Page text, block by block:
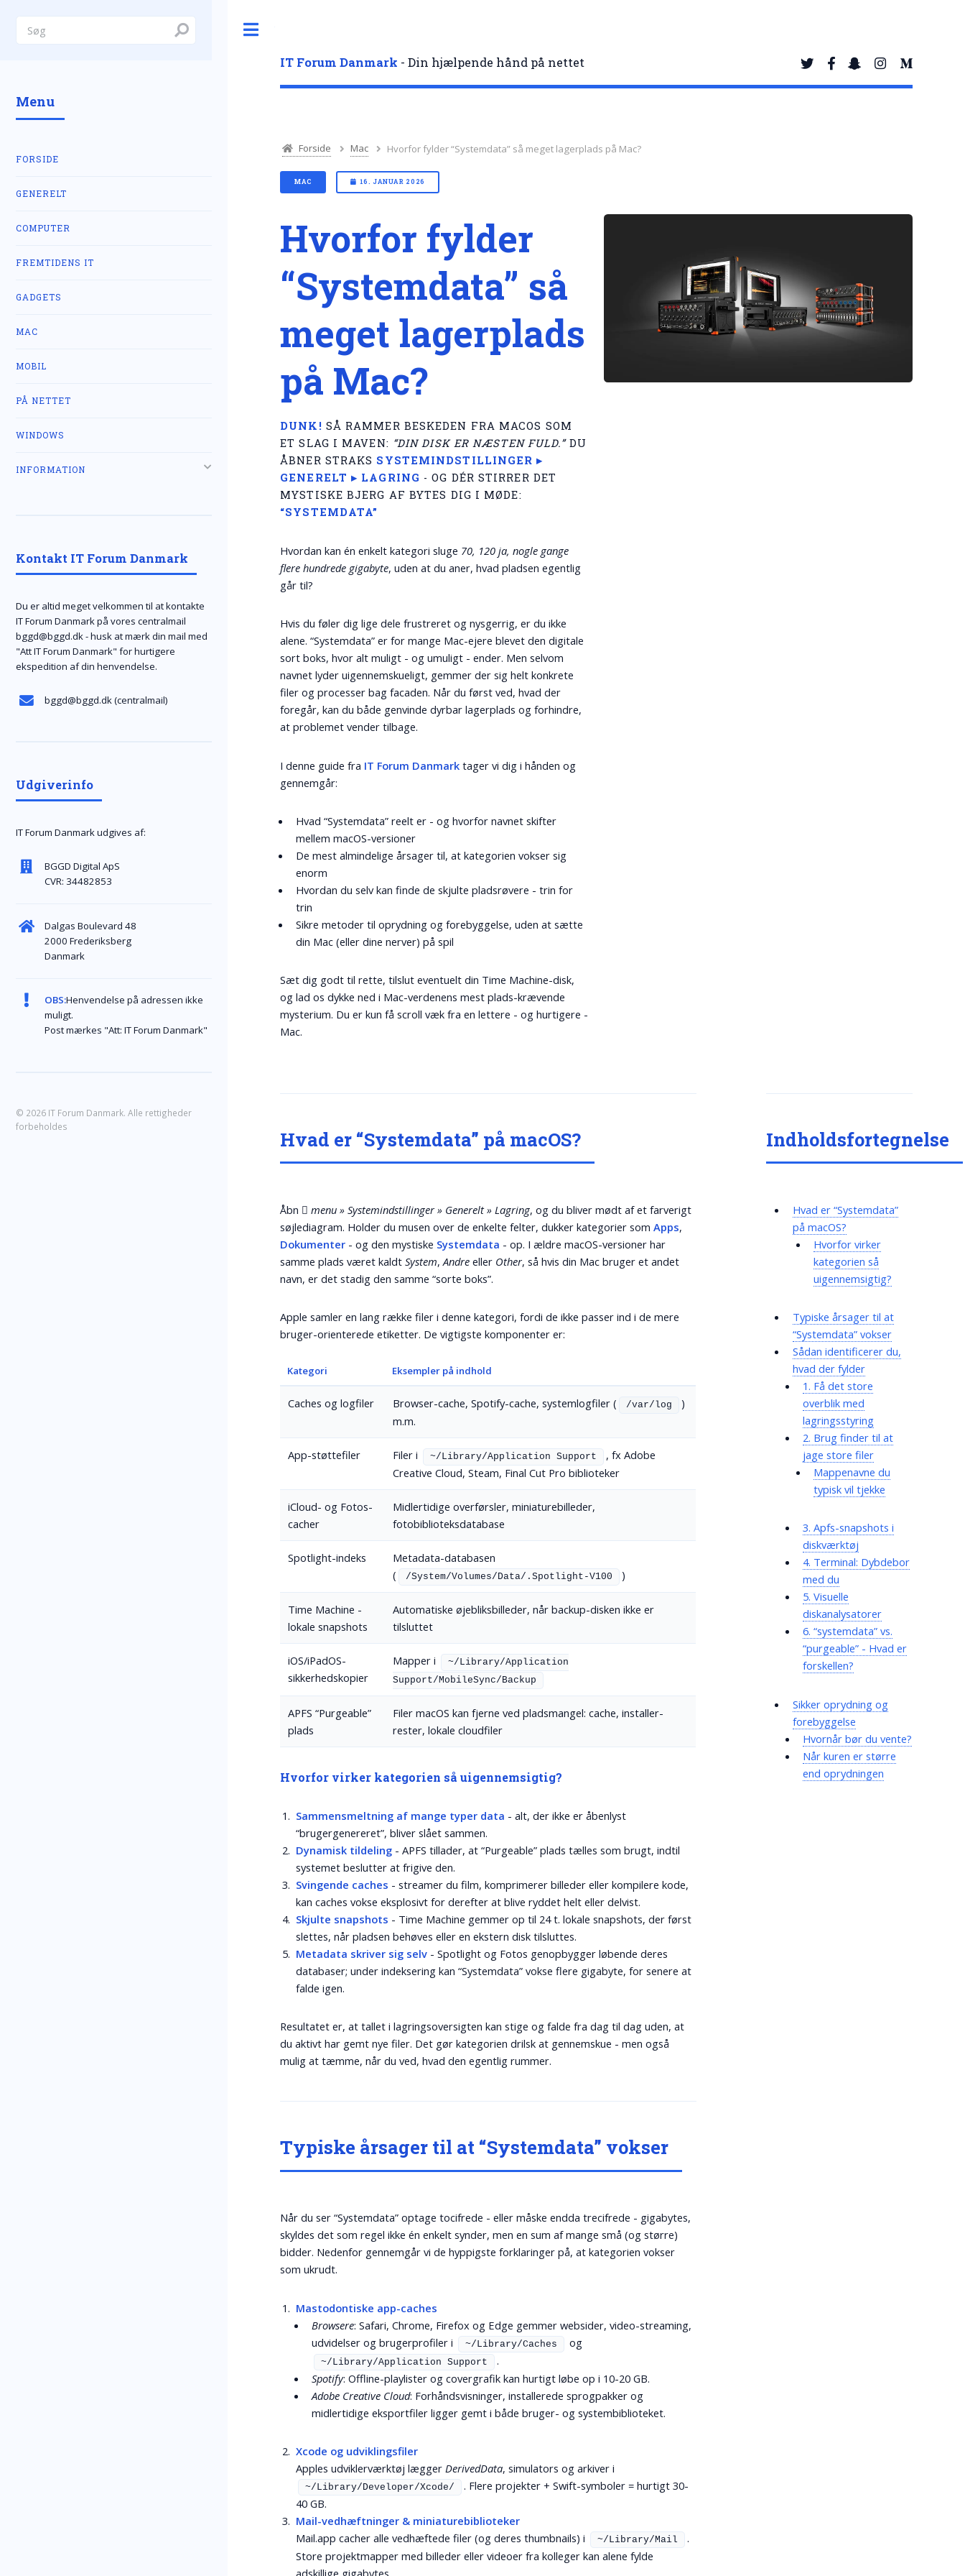
IT Forum Danmark - Din hjælpende hånd på nettet
Forside Mac Hvorfor fylder “Systemdata” så meget lagerplads på Mac?
MAC 16. JANUAR 2026
Hvorfor fylder
“Systemdata” så
meget lagerplads
på Mac?
DUNK! SÅ RAMMER BESKEDEN FRA MACOS SOM
ET SLAG I MAVEN: “DIN DISK ER NÆSTEN FULD.”DU
ÅBNER STRAKS SYSTEMINDSTILLINGER ▸
GENERELT ▸ LAGRING - OG DÉR STIRRER DET
MYSTISKE BJERG AF BYTES DIG I MØDE:
“SYSTEMDATA”
Hvordan kan én enkelt kategori sluge 70, 120 ja, nogle gange
flere hundrede gigabyte, uden at du aner, hvad pladsen egentlig
går til?
Hvis du føler dig lige dele frustreret og nysgerrig, er du ikke
alene. “Systemdata” er for mange Mac-ejere blevet den digitale
sort boks, hvor alt muligt - og umuligt - ender. Men selvom
navnet lyder uigennemskueligt, gemmer der sig helt konkrete
filer og processer bag facaden. Når du først ved, hvad der
foregår, kan du både genvinde dyrbar lagerplads og forhindre,
at problemet vender tilbage.
I denne guide fra IT Forum Danmark tager vi dig i hånden og
gennemgår:
Hvad “Systemdata” reelt er - og hvorfor navnet skifter
mellem macOS-versioner
De mest almindelige årsager til, at kategorien vokser sig
enorm
Hvordan du selv kan finde de skjulte pladsrøvere - trin for
trin
Sikre metoder til oprydning og forebyggelse, uden at sætte
din Mac (eller dine nerver) på spil
Sæt dig godt til rette, tilslut eventuelt din Time Machine-disk,
og lad os dykke ned i Mac-verdenens mest plads-krævende
mysterium. Du er kun få scroll væk fra en lettere - og hurtigere -
Mac.
Hvad er “Systemdata” på macOS?
Åbn  menu » Systemindstillinger » Generelt » Lagring, og du bliver mødt af et farverigt
søjlediagram. Holder du musen over de enkelte felter, dukker kategorier somApps,
Dokumenter - og den mystiske Systemdata - op. I ældre macOS-versioner har
samme plads været kaldtSystem,Andre eller Other, så hvis din Mac bruger et andet
navn, er det stadig den samme “sorte boks”.
Apple samler en lang række filer i denne kategori, fordi de ikke passer ind i de mere
bruger-orienterede etiketter. De vigtigste komponenter er:
Kategori Eksempler på indhold
Caches og logfiler Browser-cache, Spotify-cache, systemlogfiler ( /var/log
)
m.m.
App-støttefiler Filer i ~/Library/Application Support
, fx Adobe
Creative Cloud, Steam, Final Cut Pro biblioteker
iCloud- og Fotos-
cacher
Midlertidige overførsler, miniaturebilleder,
fotobiblioteksdatabase
Spotlight-indeks
Metadata-databasen
(
/System/Volumes/Data/.Spotlight-V100 )
Time Machine -
lokale snapshots
Automatiske øjebliksbilleder, når backup-disken ikke er
tilsluttet
iOS/iPadOS-
sikkerhedskopier
Mapper i
~/Library/Application
Support/MobileSync/Backup
APFS “Purgeable”
plads
Filer macOS kan fjerne ved pladsmangel: cache, installer-
rester, lokale cloudfiler
Hvorfor virker kategorien så uigennemsigtig?
Sammensmeltning af mange typer data - alt, der ikke er åbenlyst
“brugergenereret”, bliver slået sammen.
Dynamisk tildeling - APFS tillader, at “Purgeable” plads tælles som brugt, indtil
systemet beslutter at frigive den.
Svingende caches - streamer du film, komprimerer billeder eller kompilere kode,
kan caches vokse eksplosivt for derefter at blive ryddet helt eller delvist.
Skjulte snapshots - Time Machine gemmer op til 24 t. lokale snapshots, der først
slettes, når pladsen behøves eller en ekstern disk tilsluttes.
Metadata skriver sig selv - Spotlight og Fotos genopbygger løbende deres
databaser; under indeksering kan “Systemdata” vokse flere gigabyte, for senere at
falde igen.
Resultatet er, at tallet i lagringsoversigten kan stige og falde fra dag til dag uden, at
du aktivt har gemt nye filer. Det gør kategorien drilsk at gennemskue - men også
mulig at tæmme, når du ved, hvad den egentlig rummer.
Typiske årsager til at “Systemdata” vokser
Når du ser “Systemdata” optage tocifrede - eller måske endda trecifrede - gigabytes,
skyldes det som regel ikke én enkelt synder, men en sum af mange små (og større)
bidder. Nedenfor gennemgår vi de hyppigste forklaringer på, at kategorien vokser
som ukrudt.
Mastodontiske app-caches
Browsere: Safari, Chrome, Firefox og Edge gemmer websider, video-streaming,
udvidelser og brugerprofiler i
~/Library/Caches og
~/Library/Application Support
.
Spotify: Offline-playlister og covergrafik kan hurtigt løbe op i 10-20 GB.
Adobe Creative Cloud: Forhåndsvisninger, installerede sprogpakker og
midlertidige eksportfiler ligger gemt i både bruger- og systembiblioteket.
Xcode og udviklingsfiler
Apples udviklerværktøj læggerDerivedData, simulators og arkiver i
~/Library/Developer/Xcode/
. Flere projekter + Swift-symboler = hurtigt 30-
40 GB.
Mail-vedhæftninger & miniaturebiblioteker
Mail.app cacher alle vedhæftede filer (og deres thumbnails) i
~/Library/Mail
.
Store projektmapper med billeder eller videoer fra kolleger kan alene fylde
Indholdsfortegnelse
Hvad er “Systemdata”
på macOS?
Hvorfor virker
kategorien så
uigennemsigtig?
Typiske årsager til at
“Systemdata” vokser
Sådan identificerer du,
hvad der fylder
1. Få det store
overblik med
lagringsstyring
2. Brug finder til at
jage store filer
Mappenavne du
typisk vil tjekke
3. Apfs-snapshots i
diskværktøj
4. Terminal: Dybdebor
med du
5. Visuelle
diskanalysatorer
6. “systemdata” vs.
“purgeable” - Hvad er
forskellen?
Sikker oprydning og
forebyggelse
Hvornår bør du vente?
Når kuren er større
end oprydningen
Menu
FORSIDE
GENERELT
COMPUTER
FREMTIDENS IT
GADGETS
MAC
MOBIL
PÅ NETTET
WINDOWS
INFORMATION
Kontakt IT Forum Danmark
Du er altid meget velkommen til at kontakte
IT Forum Danmark på vores centralmail
bggd@bggd.dk- husk at mærk din mail med
"Att IT Forum Danmark" for hurtigere
ekspedition af din henvendelse.
bggd@bggd.dk(centralmail)
Udgiverinfo
IT Forum Danmark udgives af:
BGGD Digital ApS
CVR: 34482853
Dalgas Boulevard 48
2000 Frederiksberg
Danmark
OBS:Henvendelse på adressen ikke
muligt.
Post mærkes "Att: IT Forum Danmark"
© 2026 IT Forum Danmark. Alle rettigheder
forbeholdes